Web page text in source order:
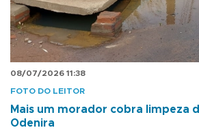
08/07/2026 11:38
FOTO DO LEITOR
Mais um morador cobra limpeza
Odenira